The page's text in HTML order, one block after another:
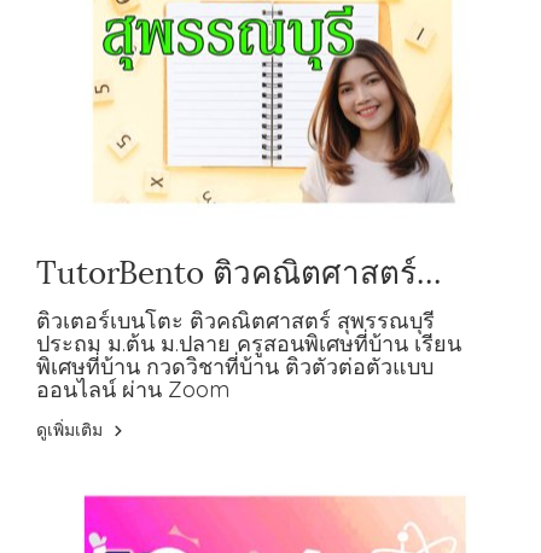
TutorBento ติวคณิตศาสตร์
สุพรรณบุรี ประถม ม.ต้น ม.ปลาย
ติวเตอร์เบนโตะ ติวคณิตศาสตร์ สุพรรณบุรี
ประถม ม.ต้น ม.ปลาย ครูสอนพิเศษที่บ้าน เรียน
พิเศษที่บ้าน กวดวิชาที่บ้าน ติวตัวต่อตัวแบบ
ออนไลน์ ผ่าน Zoom
ดูเพิ่มเติม